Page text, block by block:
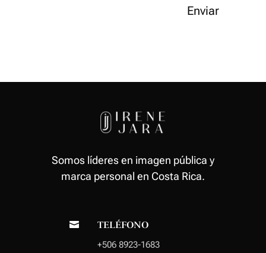
Enviar
Somos líderes en imagen pública y
marca personal en Costa Rica.
 TELÉFONO
+506 8923-1683